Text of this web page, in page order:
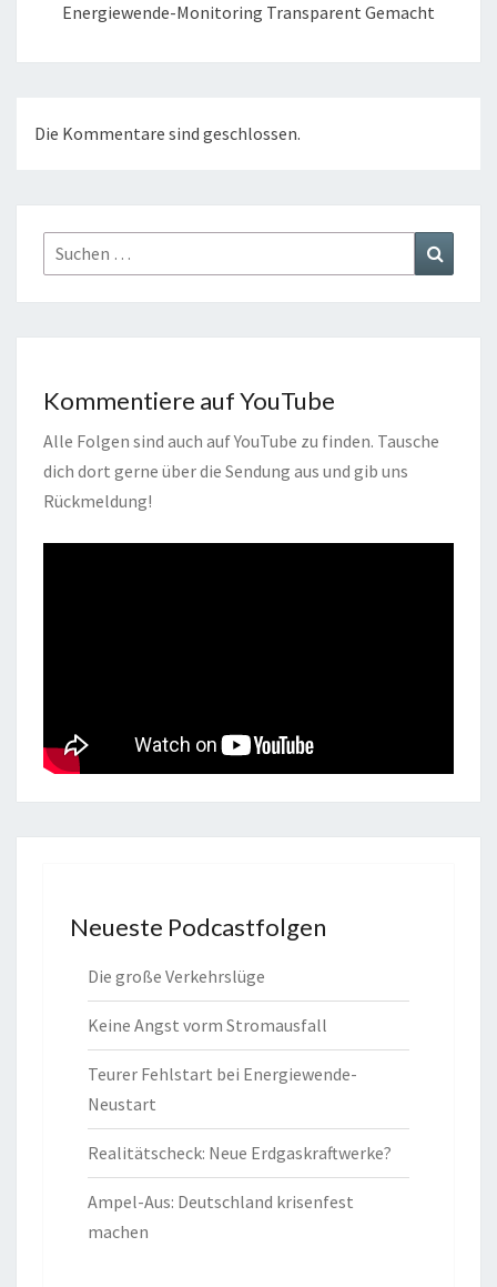
Energiewende-Monitoring Transparent Gemacht
Die Kommentare sind geschlossen.
Suchen
nach:
Kommentiere auf YouTube
Alle Folgen sind auch auf YouTube zu finden. Tausche
dich dort gerne über die Sendung aus und gib uns
Rückmeldung!
Neueste Podcastfolgen
Die große Verkehrslüge
Keine Angst vorm Stromausfall
Teurer Fehlstart bei Energiewende-
Neustart
Realitätscheck: Neue Erdgaskraftwerke?
Ampel-Aus: Deutschland krisenfest
machen